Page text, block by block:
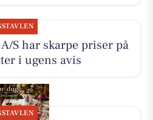
A/S har skarpe priser på
i ugens avis